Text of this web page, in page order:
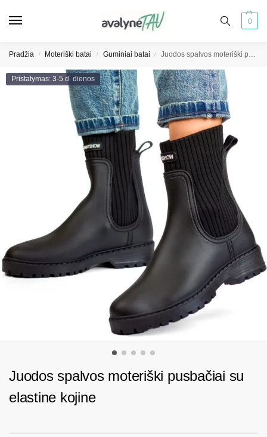
0
Pradžia / Moteriški batai / Guminiai batai / Juodos spalvos moteriški pusbačiai su elastine kojine
Pristatymas: 3-5 d. dienos
Juodos spalvos moteriški pusbačiai su
elastine kojine